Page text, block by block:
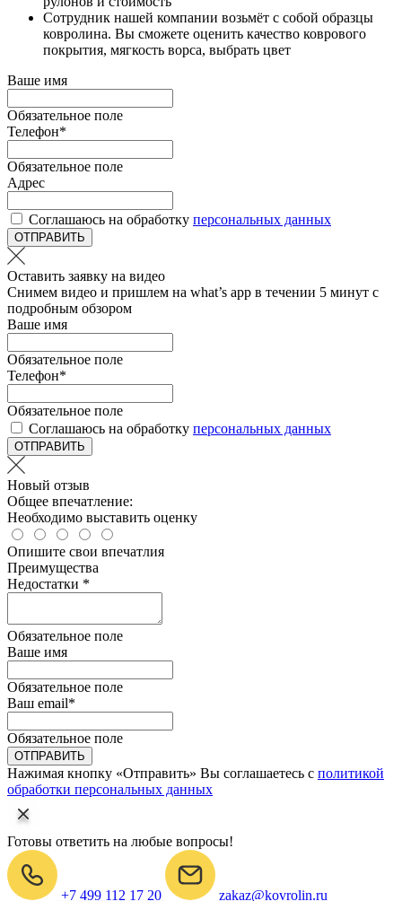
Сотрудник нашей компании возьмёт с собой образцы
ковролина. Вы сможете оценить качество коврового
покрытия, мягкость ворса, выбрать цвет
Ваше имя
Обязательное поле
Телефон*
Обязательное поле
Адрес
Соглашаюсь на обработку персональных данных
ОТПРАВИТЬ
Оставить заявку на видео
Снимем видео и пришлем на what’s app в течении 5 минут с
подробным обзором
Ваше имя
Обязательное поле
Телефон*
Обязательное поле
Соглашаюсь на обработку персональных данных
ОТПРАВИТЬ
Новый отзыв
Общее впечатление:
Необходимо выставить оценку
Опишите свои впечатлия
Преимущества
Недостатки *
Обязательное поле
Ваше имя
Обязательное поле
Ваш email*
Обязательное поле
ОТПРАВИТЬ
Нажимая кнопку «Отправить» Вы соглашаетесь с политикой
обработки персональных данных
Готовы ответить на любые вопросы!
+7 499 112 17 20 zakaz@kovrolin.ru